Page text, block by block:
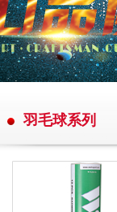
羽毛球系列